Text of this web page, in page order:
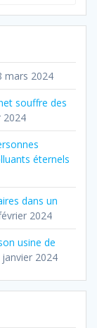
mars 2024
souffre des
2024
éternels
dans un
2024
usine de
janvier 2024